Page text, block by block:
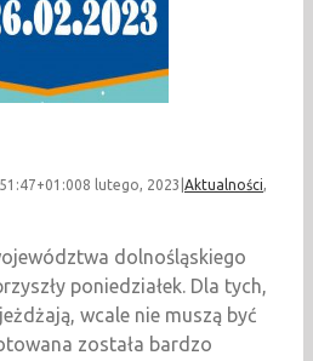
8 lutego, 2023 Aktualności,
dolnośląskiego
poniedziałek. Dla tych,
wcale nie muszą być
została bardzo